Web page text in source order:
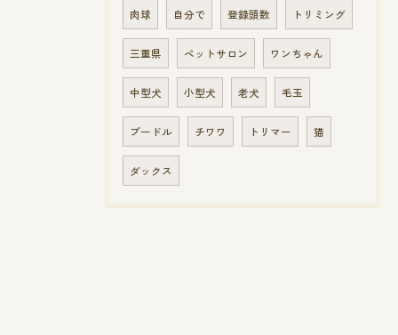
肉球 自分で 登録頭数 トリミング
三重県 ペットサロン ワンちゃん
中型犬 小型犬 老犬 毛玉
プードル チワワ トリマー 猫
ダックス